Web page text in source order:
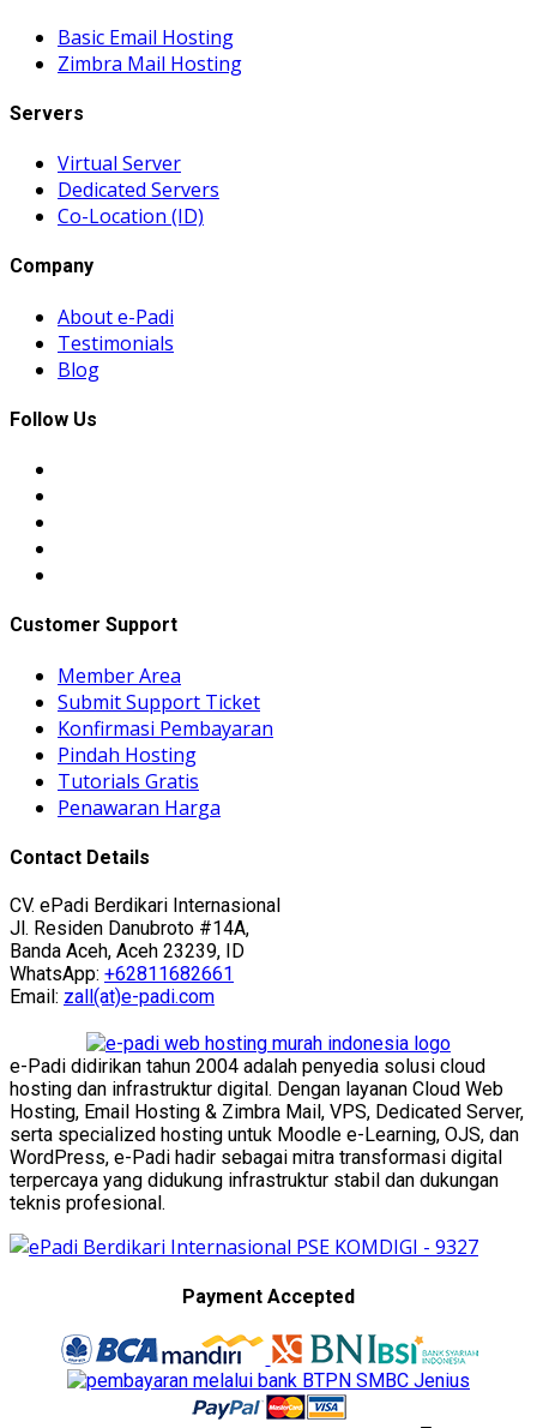
Basic Email Hosting
Zimbra Mail Hosting
Servers
Virtual Server
Dedicated Servers
Co-Location (ID)
Company
About e-Padi
Testimonials
Blog
Follow Us
Customer Support
Member Area
Submit Support Ticket
Konfirmasi Pembayaran
Pindah Hosting
Tutorials Gratis
Penawaran Harga
Contact Details
CV. ePadi Berdikari Internasional
Jl. Residen Danubroto #14A,
Banda Aceh, Aceh 23239, ID
WhatsApp: +62811682661
Email: zall(at)e-padi.com
e-Padi didirikan tahun 2004 adalah penyedia solusi cloud
hosting dan infrastruktur digital. Dengan layanan Cloud Web
Hosting, Email Hosting & Zimbra Mail, VPS, Dedicated Server,
serta specialized hosting untuk Moodle e-Learning, OJS, dan
WordPress, e-Padi hadir sebagai mitra transformasi digital
terpercaya yang didukung infrastruktur stabil dan dukungan
teknis profesional.
Payment Accepted